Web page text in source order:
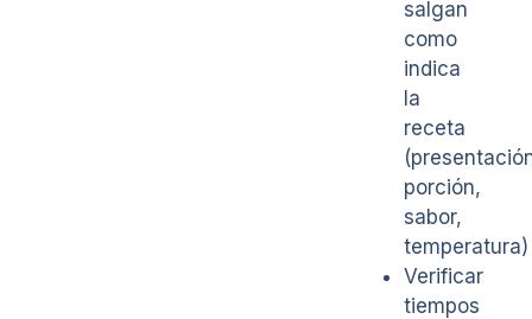
salgan
como
indica
la
receta
porción,
sabor,
temperatura)
Verificar
tiempos